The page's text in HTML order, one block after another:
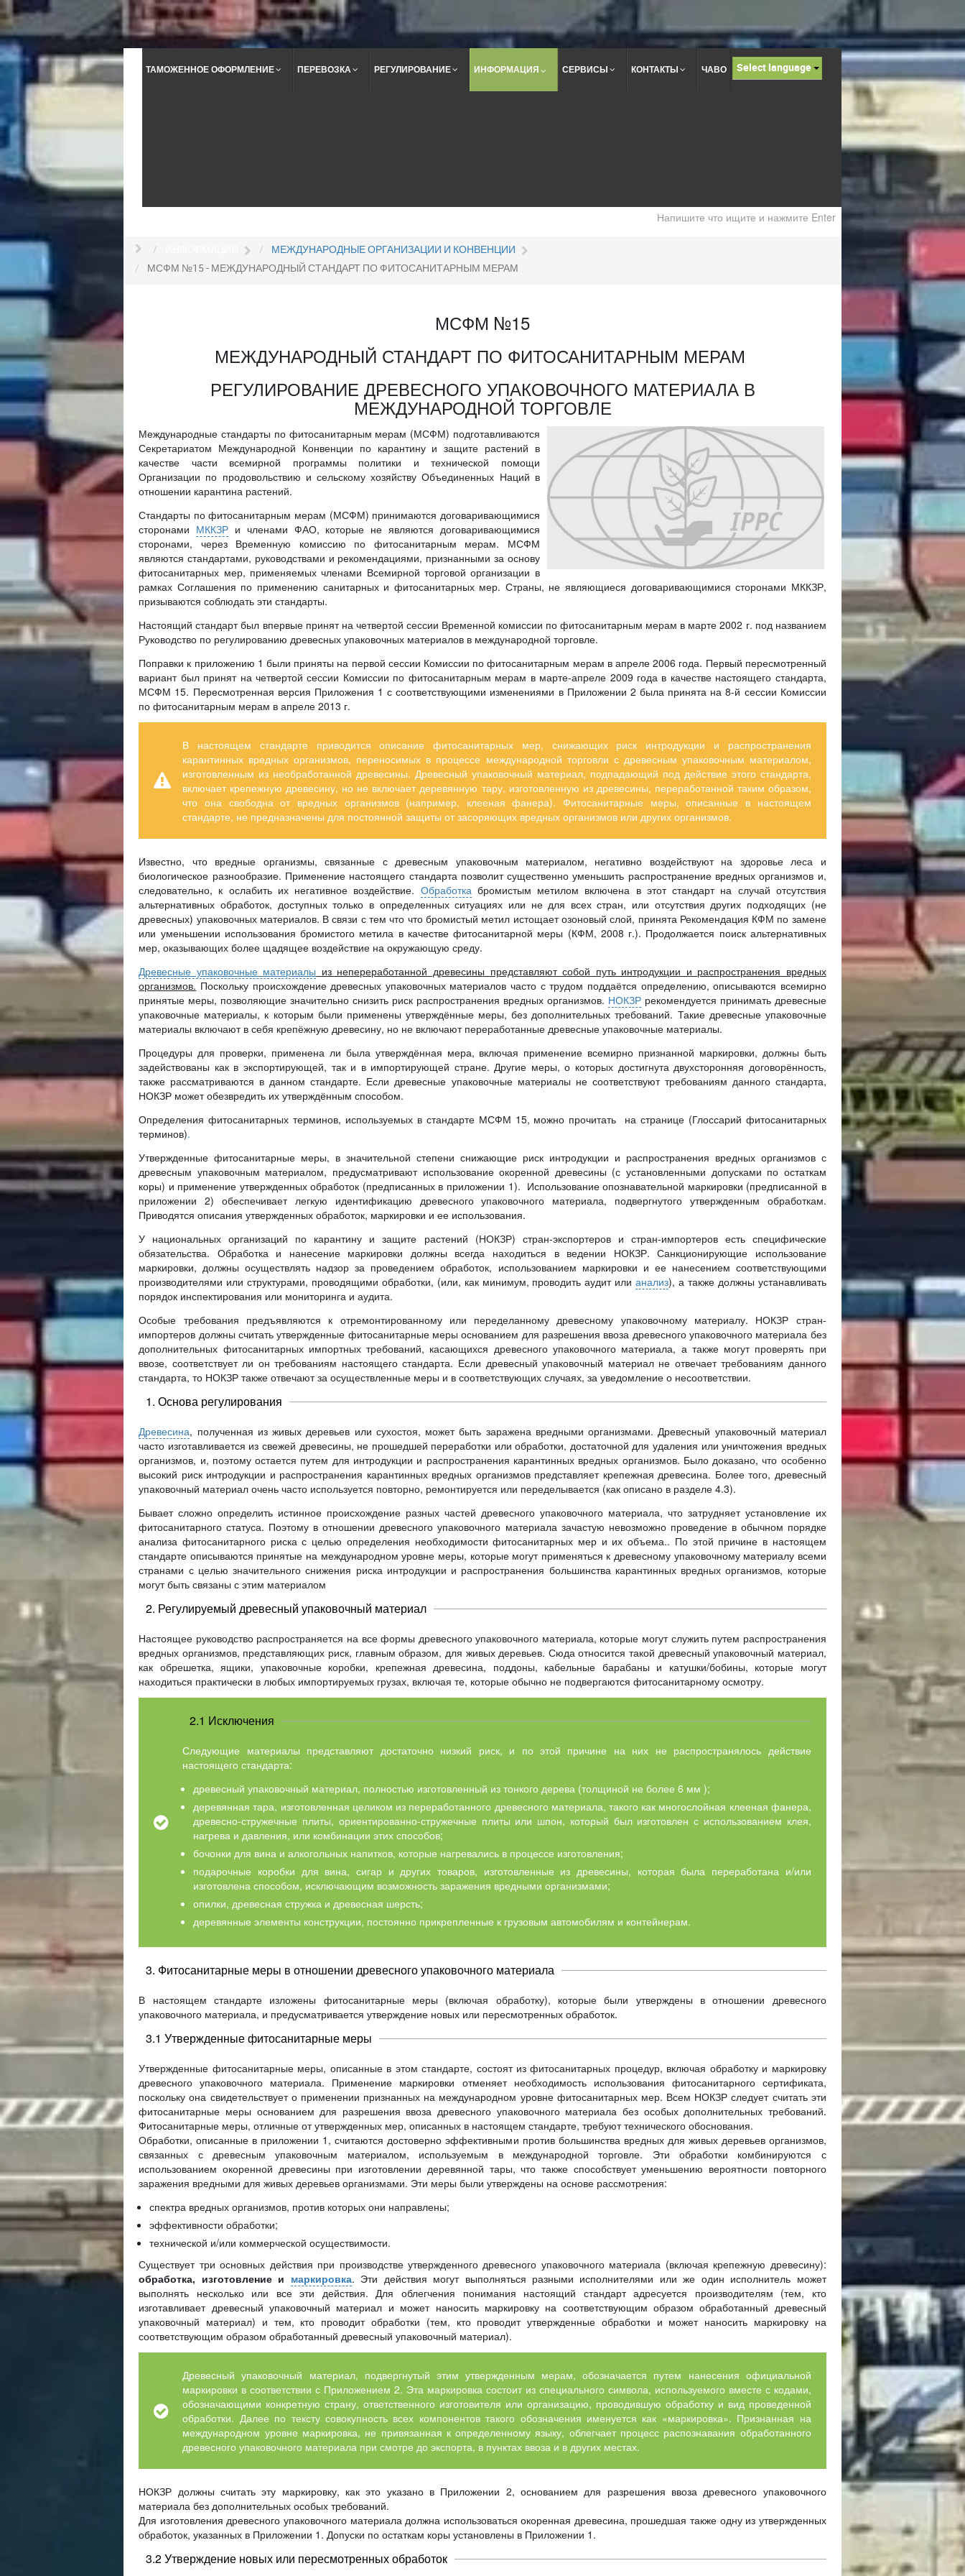
ТАМОЖЕННОЕ ОФОРМЛЕНИЕ ПЕРЕВОЗКА РЕГУЛИРОВАНИЕ ИНФОРМАЦИЯ СЕРВИСЫ КОНТАКТЫ ЧАВО Select language
МЕЖДУНАРОДНЫЕ ОРГАНИЗАЦИИ И КОНВЕНЦИИ
МСФМ №15 - МЕЖДУНАРОДНЫЙ СТАНДАРТ ПО ФИТОСАНИТАРНЫМ МЕРАМ
МСФМ №15
МЕЖДУНАРОДНЫЙ СТАНДАРТ ПО ФИТОСАНИТАРНЫМ МЕРАМ
РЕГУЛИРОВАНИЕ ДРЕВЕСНОГО УПАКОВОЧНОГО МАТЕРИАЛА В
МЕЖДУНАРОДНОЙ ТОРГОВЛЕ
Международные стандарты по фитосанитарным мерам (МСФМ) подготавливаются
Секретариатом Международной Конвенции по карантину и защите растений в
качестве части всемирной программы политики и технической помощи
Организации по продовольствию и сельскому хозяйству Объединенных Наций в
отношении карантина растений.
Стандарты по фитосанитарным мерам (МСФМ) принимаются договаривающимися
сторонами МККЗР и членами ФАО, которые не являются договаривающимися
сторонами, через Временную комиссию по фитосанитарным мерам. МСФМ
являются стандартами, руководствами и рекомендациями, признанными за основу
фитосанитарных мер, применяемых членами Всемирной торговой организации в
рамках Соглашения по применению санитарных и фитосанитарных мер. Страны, не являющиеся договаривающимися сторонами МККЗР,
призываются соблюдать эти стандарты.
Настоящий стандарт был впервые принят на четвертой сессии Временной комиссии по фитосанитарным мерам в марте 2002 г. под названием
Руководство по регулированию древесных упаковочных материалов в международной торговле.
Поправки к приложению 1 были приняты на первой сессии Комиссии по фитосанитарным мерам в апреле 2006 года. Первый пересмотренный
вариант был принят на четвертой сессии Комиссии по фитосанитарным мерам в марте-апреле 2009 года в качестве настоящего стандарта,
МСФМ 15. Пересмотренная версия Приложения 1 с соответствующими изменениями в Приложении 2 была принята на 8-й сессии Комиссии
по фитосанитарным мерам в апреле 2013 г.
В настоящем стандарте приводится описание фитосанитарных мер, снижающих риск интродукции и распространения
карантинных вредных организмов, переносимых в процессе международной торговли с древесным упаковочным материалом,
изготовленным из необработанной древесины. Древесный упаковочный материал, подпадающий под действие этого стандарта,
включает крепежную древесину, но не включает деревянную тару, изготовленную из древесины, переработанной таким образом,
что она свободна от вредных организмов (например, клееная фанера). Фитосанитарные меры, описанные в настоящем
стандарте, не предназначены для постоянной защиты от засоряющих вредных организмов или других организмов.
Известно, что вредные организмы, связанные с древесным упаковочным материалом, негативно воздействуют на здоровье леса и
биологическое разнообразие. Применение настоящего стандарта позволит существенно уменьшить распространение вредных организмов и,
следовательно, к ослабить их негативное воздействие. Обработка бромистым метилом включена в этот стандарт на случай отсутствия
альтернативных обработок, доступных только в определенных ситуациях или не для всех стран, или отсутствия других подходящих (не
древесных) упаковочных материалов. В связи с тем что что бромистый метил истощает озоновый слой, принята Рекомендация КФМ по замене
или уменьшении использования бромистого метила в качестве фитосанитарной меры (КФМ, 2008 г.). Продолжается поиск альтернативных
мер, оказывающих более щадящее воздействие на окружающую среду.
Древесные упаковочные материалы из непереработанной древесины представляют собой путь интродукции и распространения вредных
организмов. Поскольку происхождение древесных упаковочных материалов часто с трудом поддаётся определению, описываются всемирно
принятые меры, позволяющие значительно снизить риск распространения вредных организмов. НОКЗРрекомендуется принимать древесные
упаковочные материалы, к которым были применены утверждённые меры, без дополнительных требований. Такие древесные упаковочные
материалы включают в себя крепёжную древесину, но не включают переработанные древесные упаковочные материалы.
Процедуры для проверки, применена ли была утверждённая мера, включая применение всемирно признанной маркировки, должны быть
задействованы как в экспортирующей, так и в импортирующей стране. Другие меры, о которых достигнута двухсторонняя договорённость,
также рассматриваются в данном стандарте. Если древесные упаковочные материалы не соответствуют требованиям данного стандарта,
НОКЗР может обезвредить их утверждённым способом.
Определения фитосанитарных терминов, используемых в стандарте МСФМ 15, можно прочитать на странице (Глоссарий фитосанитарных
терминов).
Утвержденные фитосанитарные меры, в значительной степени снижающие риск интродукции и распространения вредных организмов с
древесным упаковочным материалом, предусматривают использование окоренной древесины (с установленными допусками по остаткам
коры) и применение утвержденных обработок (предписанных в приложении 1). Использование опознавательной маркировки (предписанной в
приложении 2) обеспечивает легкую идентификацию древесного упаковочного материала, подвергнутого утвержденным обработкам.
Приводятся описания утвержденных обработок, маркировки и ее использования.
У национальных организаций по карантину и защите растений (НОКЗР) стран-экспортеров и стран-импортеров есть специфические
обязательства. Обработка и нанесение маркировки должны всегда находиться в ведении НОКЗР. Санкционирующие использование
маркировки, должны осуществлять надзор за проведением обработок, использованием маркировки и ее нанесением соответствующими
производителями или структурами, проводящими обработки, (или, как минимум, проводить аудит илианализ), а также должны устанавливать
порядок инспектирования или мониторинга и аудита.
Особые требования предъявляются к отремонтированному или переделанному древесному упаковочному материалу. НОКЗР стран-
импортеров должны считать утвержденные фитосанитарные меры основанием для разрешения ввоза древесного упаковочного материала без
дополнительных фитосанитарных импортных требований, касающихся древесного упаковочного материала, а также могут проверять при
ввозе, соответствует ли он требованиям настоящего стандарта. Если древесный упаковочный материал не отвечает требованиям данного
стандарта, то НОКЗР также отвечают за осуществленные меры и в соответствующих случаях, за уведомление о несоответствии.
1. Основа регулирования
Древесина, полученная из живых деревьев или сухостоя, может быть заражена вредными организмами. Древесный упаковочный материал
часто изготавливается из свежей древесины, не прошедшей переработки или обработки, достаточной для удаления или уничтожения вредных
организмов, и, поэтому остается путем для интродукции и распространения карантинных вредных организмов. Было доказано, что особенно
высокий риск интродукции и распространения карантинных вредных организмов представляет крепежная древесина. Более того, древесный
упаковочный материал очень часто используется повторно, ремонтируется или переделывается (как описано в разделе 4.3).
Бывает сложно определить истинное происхождение разных частей древесного упаковочного материала, что затрудняет установление их
фитосанитарного статуса. Поэтому в отношении древесного упаковочного материала зачастую невозможно проведение в обычном порядке
анализа фитосанитарного риска с целью определения необходимости фитосанитарных мер и их объема.. По этой причине в настоящем
стандарте описываются принятые на международном уровне меры, которые могут применяться к древесному упаковочному материалу всеми
странами с целью значительного снижения риска интродукции и распространения большинства карантинных вредных организмов, которые
могут быть связаны с этим материалом
2. Регулируемый древесный упаковочный материал
Настоящее руководство распространяется на все формы древесного упаковочного материала, которые могут служить путем распространения
вредных организмов, представляющих риск, главным образом, для живых деревьев. Сюда относится такой древесный упаковочный материал,
как обрешетка, ящики, упаковочные коробки, крепежная древесина, поддоны, кабельные барабаны и катушки/бобины, которые могут
находиться практически в любых импортируемых грузах, включая те, которые обычно не подвергаются фитосанитарному осмотру.
2.1 Исключения
Следующие материалы представляют достаточно низкий риск, и по этой причине на них не распространялось действие
настоящего стандарта:
древесный упаковочный материал, полностью изготовленный из тонкого дерева (толщиной не более 6 мм );
деревянная тара, изготовленная целиком из переработанного древесного материала, такого как многослойная клееная фанера,
древесно-стружечные плиты, ориентированно-стружечные плиты или шпон, который был изготовлен с использованием клея,
нагрева и давления, или комбинации этих способов;
бочонки для вина и алкогольных напитков, которые нагревались в процессе изготовления;
подарочные коробки для вина, сигар и других товаров, изготовленные из древесины, которая была переработана и/или
изготовлена способом, исключающим возможность заражения вредными организмами;
опилки, древесная стружка и древесная шерсть;
деревянные элементы конструкции, постоянно прикрепленные к грузовым автомобилям и контейнерам.
3. Фитосанитарные меры в отношении древесного упаковочного материала
В настоящем стандарте изложены фитосанитарные меры (включая обработку), которые были утверждены в отношении древесного
упаковочного материала, и предусматривается утверждение новых или пересмотренных обработок.
3.1 Утвержденные фитосанитарные меры
Утвержденные фитосанитарные меры, описанные в этом стандарте, состоят из фитосанитарных процедур, включая обработку и маркировку
древесного упаковочного материала. Применение маркировки отменяет необходимость использования фитосанитарного сертификата,
поскольку она свидетельствует о применении признанных на международном уровне фитосанитарных мер. Всем НОКЗР следует считать эти
фитосанитарные меры основанием для разрешения ввоза древесного упаковочного материала без особых дополнительных требований.
Фитосанитарные меры, отличные от утвержденных мер, описанных в настоящем стандарте, требуют технического обоснования.
Обработки, описанные в приложении 1, считаются достоверно эффективными против большинства вредных для живых деревьев организмов,
связанных с древесным упаковочным материалом, используемым в международной торговле. Эти обработки комбинируются с
использованием окоренной древесины при изготовлении деревянной тары, что также способствует уменьшению вероятности повторного
заражения вредными для живых деревьев организмами. Эти меры были утверждены на основе рассмотрения:
спектра вредных организмов, против которых они направлены;
эффективности обработки;
технической и/или коммерческой осуществимости.
Существует три основных действия при производстве утвержденного древесного упаковочного материала (включая крепежную древесину):
обработка, изготовление и маркировка. Эти действия могут выполняться разными исполнителями или же один исполнитель может
выполнять несколько или все эти действия. Для облегчения понимания настоящий стандарт адресуется производителям (тем, кто
изготавливает древесный упаковочный материал и может наносить маркировку на соответствующим образом обработанный древесный
упаковочный материал) и тем, кто проводит обработки (тем, кто проводит утвержденные обработки и может наносить маркировку на
соответствующим образом обработанный древесный упаковочный материал).
Древесный упаковочный материал, подвергнутый этим утвержденным мерам, обозначается путем нанесения официальной
маркировки в соответствии с Приложением 2. Эта маркировка состоит из специального символа, используемого вместе с кодами,
обозначающими конкретную страну, ответственного изготовителя или организацию, проводившую обработку и вид проведенной
обработки. Далее по тексту совокупность всех компонентов такого обозначения именуется как «маркировка». Признанная на
международном уровне маркировка, не привязанная к определенному языку, облегчает процесс распознавания обработанного
древесного упаковочного материала при смотре до экспорта, в пунктах ввоза и в других местах.
НОКЗР должны считать эту маркировку, как это указано в Приложении 2, основанием для разрешения ввоза древесного упаковочного
материала без дополнительных особых требований.
Для изготовления древесного упаковочного материала должна использоваться окоренная древесина, прошедшая также одну из утвержденных
обработок, указанных в Приложении 1. Допуски по остаткам коры установлены в Приложении 1.
3.2 Утверждение новых или пересмотренных обработок